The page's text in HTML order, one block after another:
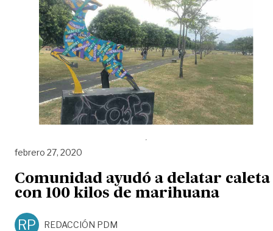
febrero 27, 2020
Comunidad ayudó a delatar caleta
con 100 kilos de marihuana
RP REDACCIÓN PDM